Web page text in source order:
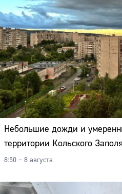
Небольшие дожди и
территории Кольского
8:50 – 8 августа
Адрес: